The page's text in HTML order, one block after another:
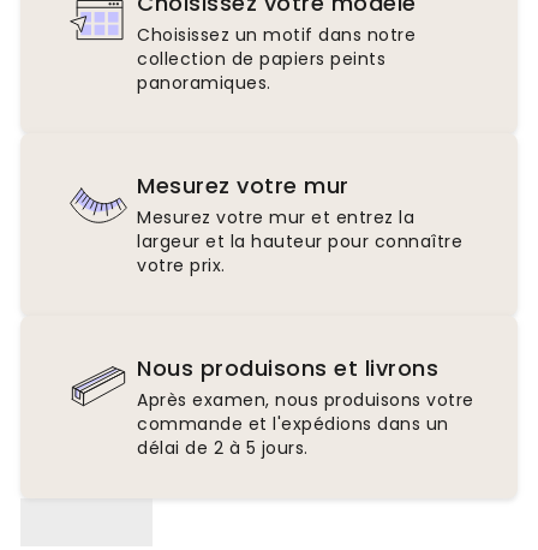
Choisissez un motif dans notre
collection de papiers peints
panoramiques.
Mesurez votre mur
Mesurez votre mur et entrez la
largeur et la hauteur pour connaître
votre prix.
Nous produisons et livrons
Après examen, nous produisons votre
commande et l'expédions dans un
délai de 2 à 5 jours.